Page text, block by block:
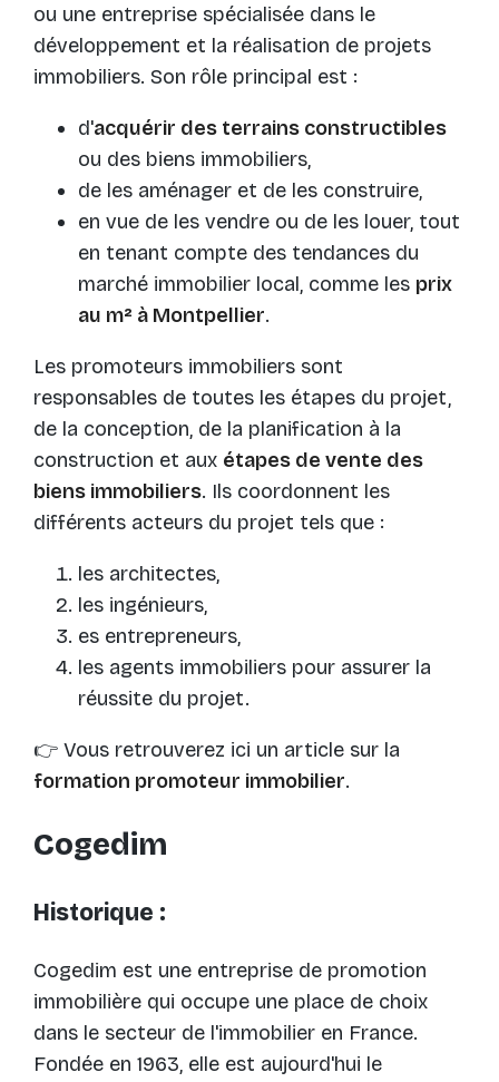
ou une entreprise spécialisée dans le
développement et la réalisation de projets
immobiliers. Son rôle principal est :
d'acquérir des terrains constructibles
ou des biens immobiliers,
de les aménager et de les construire,
en vue de les vendre ou de les louer, tout
en tenant compte des tendances du
marché immobilier local, comme les prix
au m² à Montpellier.
Les promoteurs immobiliers sont
responsables de toutes les étapes du projet,
de la conception, de la planification à la
construction et aux étapes de vente des
biens immobiliers. Ils coordonnent les
différents acteurs du projet tels que :
les architectes,
les ingénieurs,
es entrepreneurs,
les agents immobiliers pour assurer la
réussite du projet.
👉 Vous retrouverez ici un article sur la
formation promoteur immobilier.
Cogedim
Historique :
Cogedim est une entreprise de promotion
immobilière qui occupe une place de choix
dans le secteur de l'immobilier en France.
Fondée en 1963, elle est aujourd'hui le